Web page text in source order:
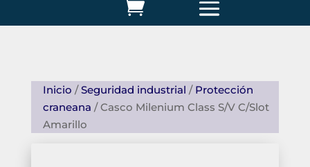
Inicio /Seguridad industrial / Protección
craneana / Casco Milenium Class S/V C/Slot
Amarillo